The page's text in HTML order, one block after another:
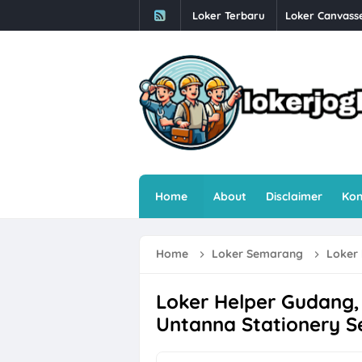
Loker Terbaru Loker
Loker Bulan
Loker PT
Loker
Lowongan
Loker Sales
Home About Disclaimer
Home Loker Semarang Loker
Loker Helper
Untanna Stationery